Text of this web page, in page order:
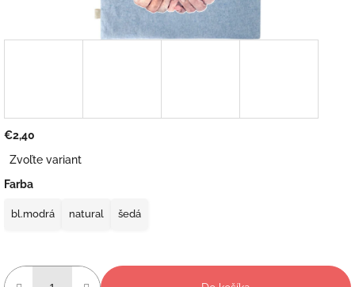
€2,40
cena:
Zvoľte variant
Farba
bl.modrá natural šedá